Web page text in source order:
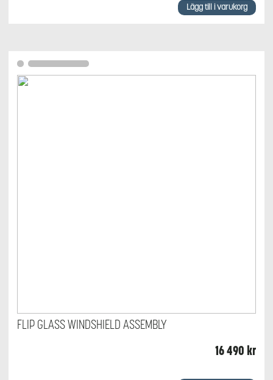
Lägg till i varukorg
FLIP GLASS WINDSHIELD ASSEMBLY
16 490 kr